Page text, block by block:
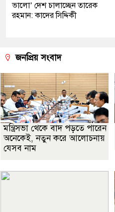
ভালো’ দেশ চালাচ্ছেন তারেক
রহমান: কাদের সিদ্দিকী
জনপ্রিয় সংবাদ
মন্ত্রিসভা থেকে বাদ পড়তে পারেন
অনেকেই, নতুন করে আলোচনায়
যেসব নাম